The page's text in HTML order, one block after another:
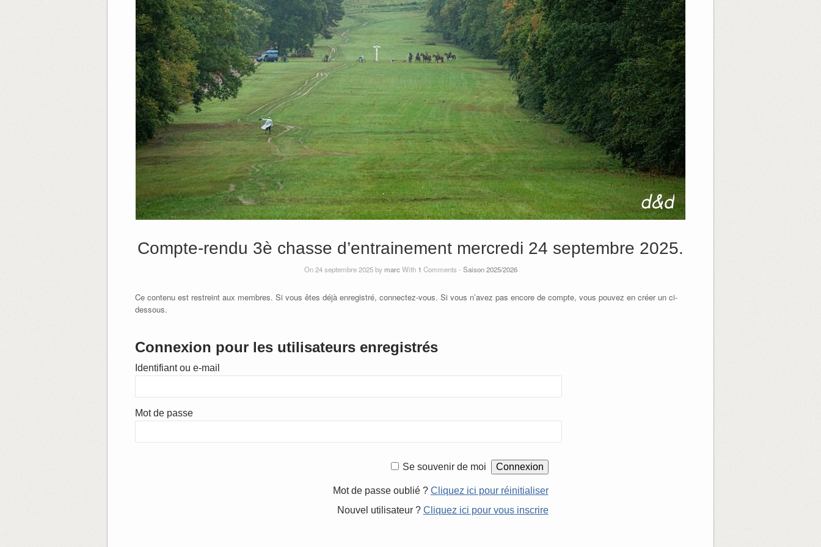
Compte-rendu 3è chasse d’entrainement mercredi 24 septembre 2025.
On 24 septembre 2025 by marcWith 1 Comments - Saison 2025/2026
Ce contenu est restreint aux membres. Si vous êtes déjà enregistré, connectez-vous. Si vous n’avez pas encore de compte, vous pouvez en créer un ci-
dessous.
Connexion pour les utilisateurs enregistrés
Identifiant ou e-mail
Mot de passe
Se souvenir de moi
Mot de passe oublié ? Cliquez ici pour réinitialiser
Nouvel utilisateur ? Cliquez ici pour vous inscrire